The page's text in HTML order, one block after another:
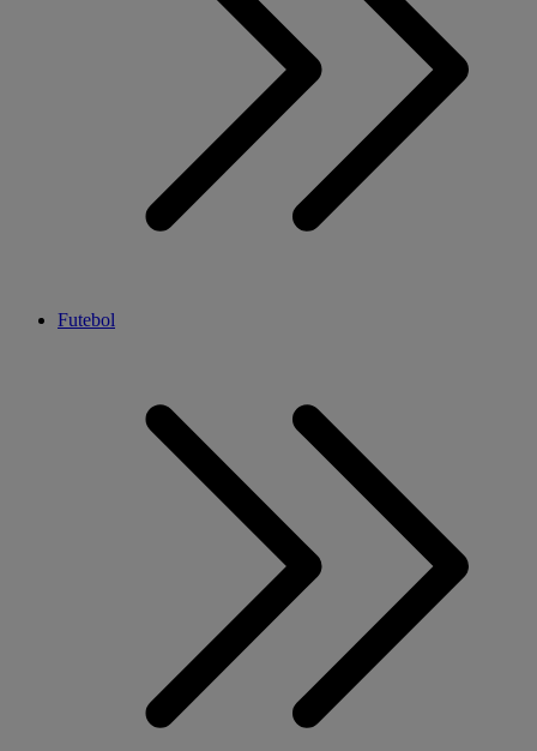
Futebol